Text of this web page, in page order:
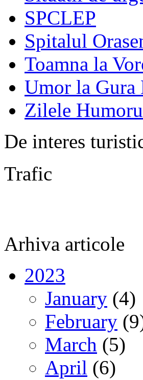
SPCLEP
Spitalul
Toamna la
Umor la
Zilele
De interes
Trafic
Arhiva articole
2023
January (4)
February
March (5)
April (6)